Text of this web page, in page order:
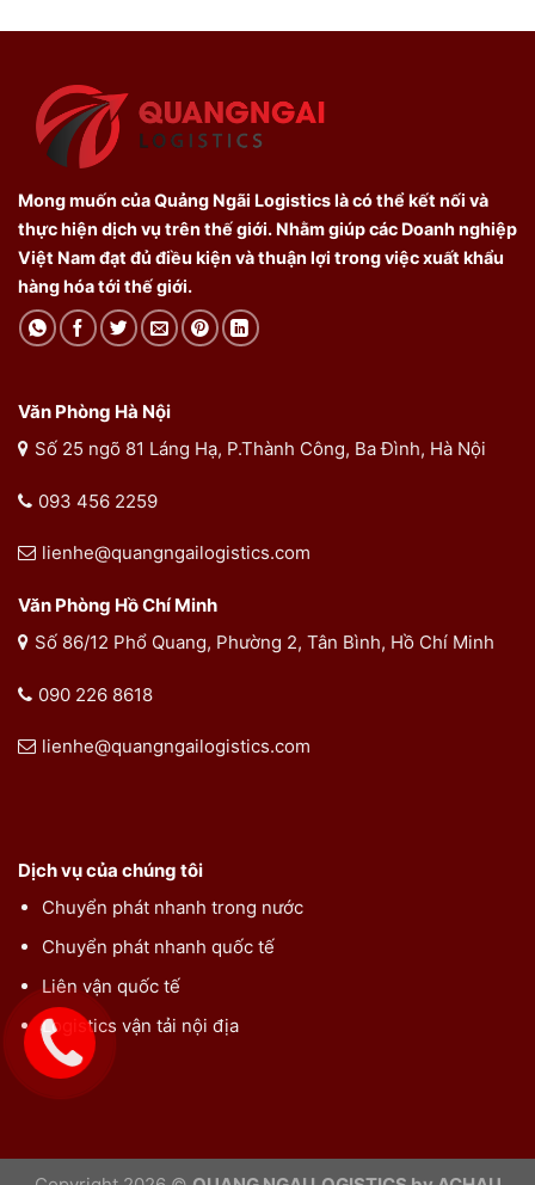
Mong muốn của Quảng Ngãi Logistics là có thể kết nối và
thực hiện dịch vụ trên thế giới. Nhằm giúp các Doanh nghiệp
Việt Nam đạt đủ điều kiện và thuận lợi trong việc xuất khẩu
hàng hóa tới thế giới.
Văn Phòng Hà Nội
Số 25 ngõ 81 Láng Hạ, P.Thành Công, Ba Đình, Hà Nội
093 456 2259
lienhe@quangngailogistics.com
Văn Phòng Hồ Chí Minh
Số 86/12 Phổ Quang, Phường 2, Tân Bình, Hồ Chí Minh
090 226 8618
lienhe@quangngailogistics.com
Dịch vụ của chúng tôi
Chuyển phát nhanh trong nước
Chuyển phát nhanh quốc tế
Liên vận quốc tế
Logistics vận tải nội địa